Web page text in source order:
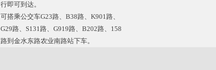
行即可到达。
可搭乘公交车G23路、B38路、K901路、
G29路、S131路、G919路、B202路、158
路到金水东路农业南路站下车。